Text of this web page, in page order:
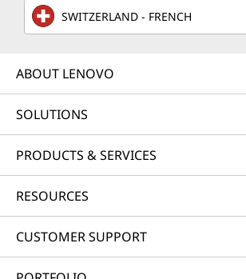
SWITZERLAND - FRENCH
ABOUT LENOVO
SOLUTIONS
PRODUCTS & SERVICES
RESOURCES
CUSTOMER SUPPORT